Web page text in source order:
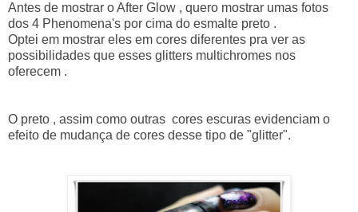
Antes de mostrar o After Glow , quero mostrar umas fotos
dos 4 Phenomena's por cima do esmalte preto .
Optei em mostrar eles em cores diferentes pra ver as
possibilidades que esses glitters multichromes nos
oferecem .
O preto , assim como outras cores escuras evidenciam o
efeito de mudança de cores desse tipo de "glitter".